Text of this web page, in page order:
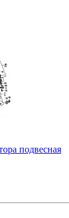
подвесная